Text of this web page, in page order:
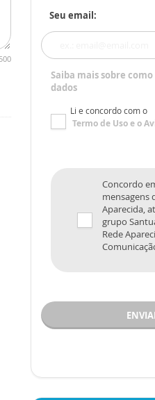
500
Seu email:
Saiba mais sobre
dados
Li e concordo com o
Termo de Usoe o
Concordo
mensagens
Aparecida,
grupo
Rede